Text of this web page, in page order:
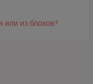
или из блоков?